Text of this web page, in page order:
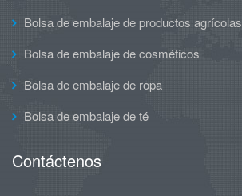
Bolsa de embalaje de productos agrícolas
Bolsa de embalaje de cosméticos
Bolsa de embalaje de ropa
Bolsa de embalaje de té
Contáctenos